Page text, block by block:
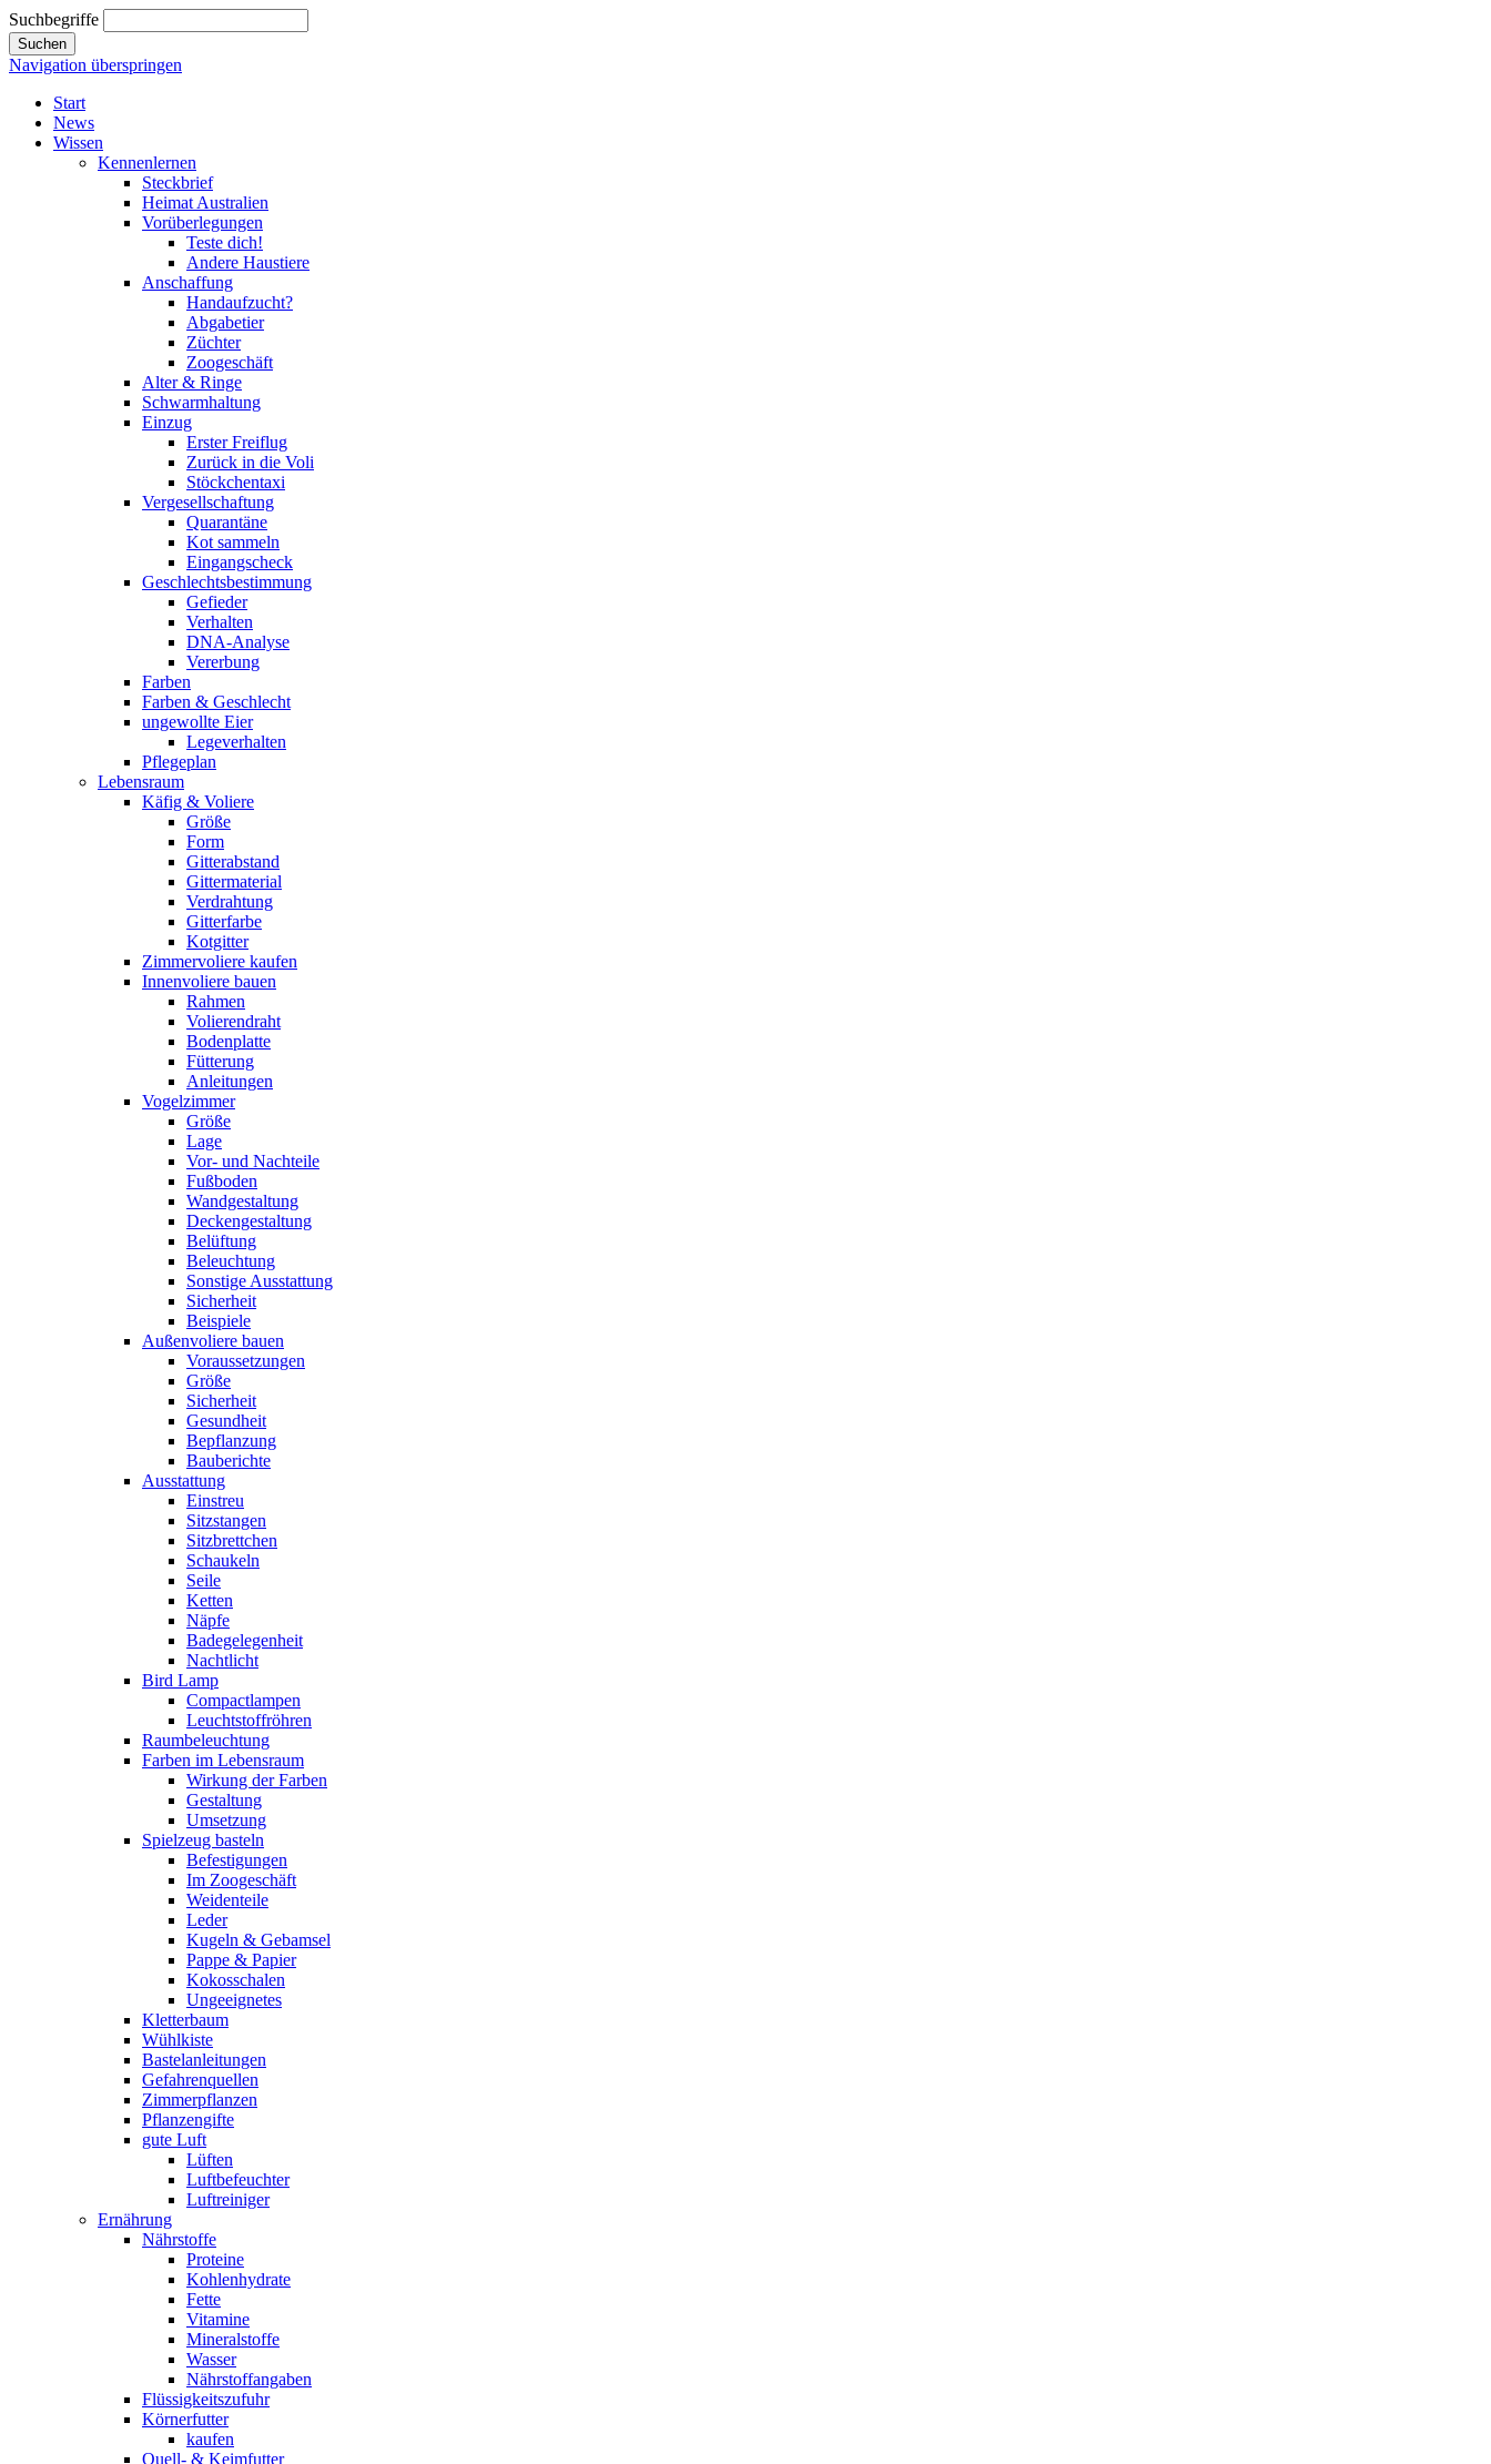
Suchbegriffe
Suchen
Navigation überspringen
Start
News
Wissen
Kennenlernen
Steckbrief
Heimat Australien
Vorüberlegungen
Teste dich!
Andere Haustiere
Anschaffung
Handaufzucht?
Abgabetier
Züchter
Zoogeschäft
Alter & Ringe
Schwarmhaltung
Einzug
Erster Freiflug
Zurück in die Voli
Stöckchentaxi
Vergesellschaftung
Quarantäne
Kot sammeln
Eingangscheck
Geschlechtsbestimmung
Gefieder
Verhalten
DNA-Analyse
Vererbung
Farben
Farben & Geschlecht
ungewollte Eier
Legeverhalten
Pflegeplan
Lebensraum
Käfig & Voliere
Größe
Form
Gitterabstand
Gittermaterial
Verdrahtung
Gitterfarbe
Kotgitter
Zimmervoliere kaufen
Innenvoliere bauen
Rahmen
Volierendraht
Bodenplatte
Fütterung
Anleitungen
Vogelzimmer
Größe
Lage
Vor- und Nachteile
Fußboden
Wandgestaltung
Deckengestaltung
Belüftung
Beleuchtung
Sonstige Ausstattung
Sicherheit
Beispiele
Außenvoliere bauen
Voraussetzungen
Größe
Sicherheit
Gesundheit
Bepflanzung
Bauberichte
Ausstattung
Einstreu
Sitzstangen
Sitzbrettchen
Schaukeln
Seile
Ketten
Näpfe
Badegelegenheit
Nachtlicht
Bird Lamp
Compactlampen
Leuchtstoffröhren
Raumbeleuchtung
Farben im Lebensraum
Wirkung der Farben
Gestaltung
Umsetzung
Spielzeug basteln
Befestigungen
Im Zoogeschäft
Weidenteile
Leder
Kugeln & Gebamsel
Pappe & Papier
Kokosschalen
Ungeeignetes
Kletterbaum
Wühlkiste
Bastelanleitungen
Gefahrenquellen
Zimmerpflanzen
Pflanzengifte
gute Luft
Lüften
Luftbefeuchter
Luftreiniger
Ernährung
Nährstoffe
Proteine
Kohlenhydrate
Fette
Vitamine
Mineralstoffe
Wasser
Nährstoffangaben
Flüssigkeitszufuhr
Körnerfutter
kaufen
Quell- & Keimfutter